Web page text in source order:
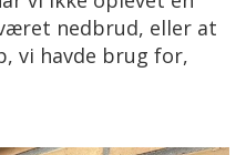
nedbrud, eller at
vi havde brug for,